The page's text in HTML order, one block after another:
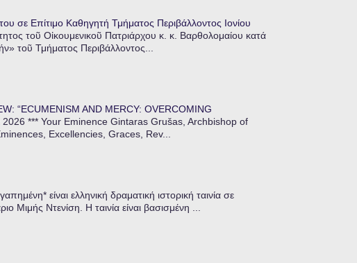
σε Επίτιμο Καθηγητή Τμήματος Περιβάλλοντος Ιονίου
τοῦ Οἰκουμενικοῦ Πατριάρχου κ. κ. Βαρθολομαίου κατά
τοῦ Τμήματος Περιβάλλοντος...
“ECUMENISM AND MERCY: OVERCOMING
*** Your Eminence Gintaras Grušas, Archbishop of
Excellencies, Graces, Rev...
είναι ελληνική δραματική ιστορική ταινία σε
Μιμής Ντενίση. Η ταινία είναι βασισμένη ...